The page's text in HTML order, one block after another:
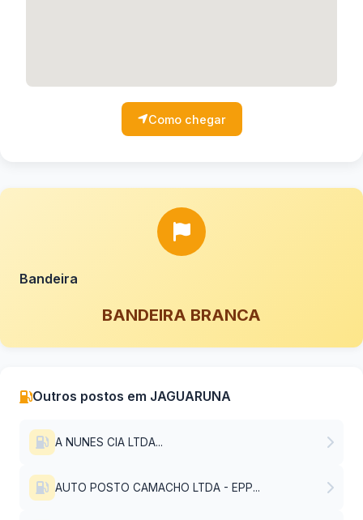
Como chegar
Bandeira
BANDEIRA BRANCA
Outros postos em JAGUARUNA
A NUNES CIA LTDA...
AUTO POSTO CAMACHO LTDA - EPP...